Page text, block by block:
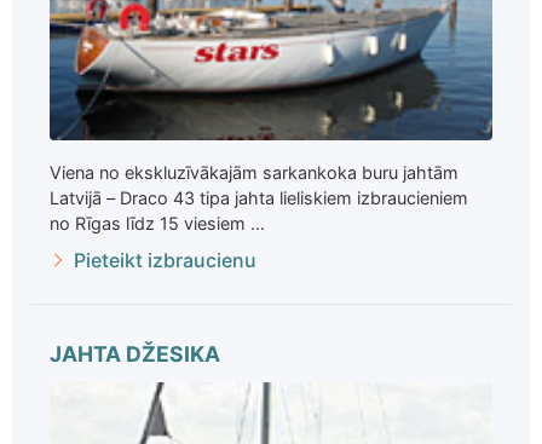
Viena no ekskluzīvākajām sarkankoka buru jahtām
Latvijā – Draco 43 tipa jahta lieliskiem izbraucieniem
no Rīgas līdz 15 viesiem ...
Pieteikt izbraucienu
JAHTA DŽESIKA